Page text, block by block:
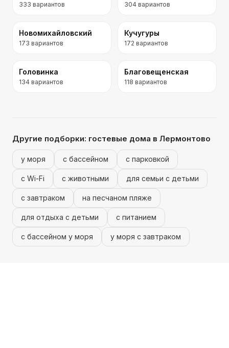
333 вариантов 304 вариантов
Новомихайловский
173 вариантов
Кучугуры
172 вариантов
Головинка
134 вариантов
Благовещенская
118 вариантов
Другие подборки: гостевые дома в Лермонтово
у моря с бассейном с парковкой
с Wi-Fi с животными для семьи с детьми
с завтраком на песчаном пляже
для отдыха с детьми с питанием
с бассейном у моря у моря с завтраком